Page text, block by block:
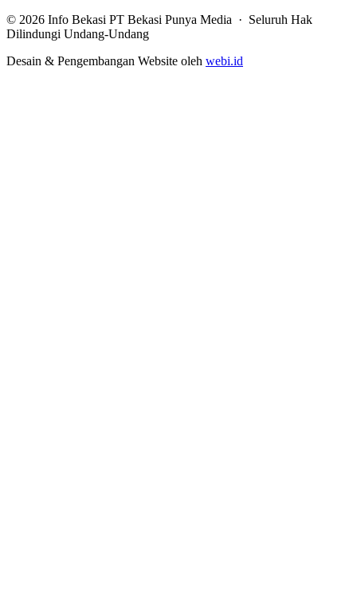
© 2026 Info Bekasi PT Bekasi Punya Media · Seluruh Hak
Dilindungi Undang-Undang
Desain & Pengembangan Website oleh webi.id